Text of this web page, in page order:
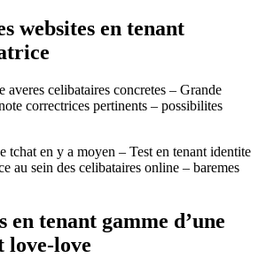
websites en tenant
averes celibataires concretes – Grande
correctrices pertinents – possibilites
tchat en y a moyen – Test en tenant identite
au sein des celibataires online – baremes
en tenant gamme d’une
love-love